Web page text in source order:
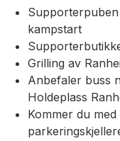
kampstart
Grilling av
Anbefaler buss
Holdeplass
Kommer du